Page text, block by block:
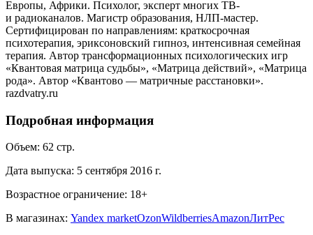
Европы, Африки. Психолог, эксперт многих ТВ-
и радиоканалов. Магистр образования, НЛП-мастер.
Сертифицирован по направлениям: краткосрочная
психотерапия, эриксоновский гипноз, интенсивная семейная
терапия. Автор трансформационных психологических игр
«Квантовая матрица судьбы», «Матрица действий», «Матрица
рода». Автор «Квантово — матричные расстановки».
razdvatry.ru
Подробная информация
Объем: 62 стр.
Дата выпуска: 5 сентября 2016 г.
Возрастное ограничение: 18+
В магазинах: Yandex marketOzonWildberriesAmazonЛитРес